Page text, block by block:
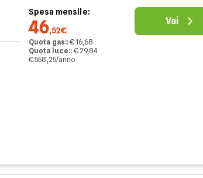
Spesa mensile:
46,52€
Quota gas::€ 16,68
Quota luce::€ 29,84
€ 558,25/anno
Vai